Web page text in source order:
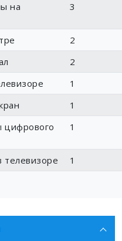
на
3
2
2
1
1
цифрового
1
телевизоре 1